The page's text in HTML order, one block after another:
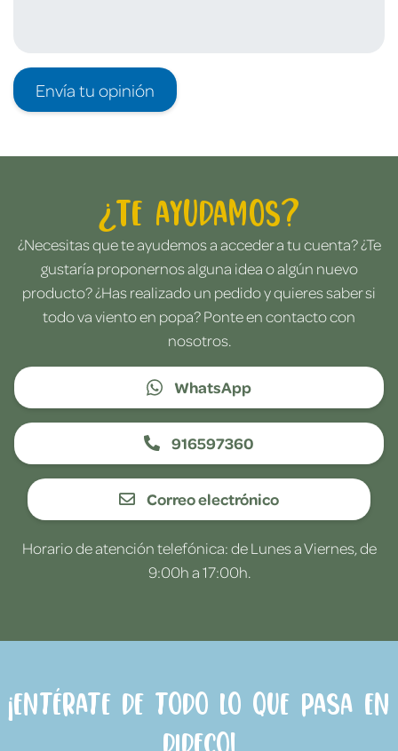
Envía tu opinión
¿Te ayudamos?
¿Necesitas que te ayudemos a acceder a tu cuenta? ¿Te
gustaría proponernos alguna idea o algún nuevo
producto? ¿Has realizado un pedido y quieres saber si
todo va viento en popa? Ponte en contacto con
nosotros.
WhatsApp
916597360
Correo electrónico
Horario de atención telefónica: de Lunes a Viernes, de
9:00h a 17:00h.
¡Entérate de todo lo que pasa en
Dideco!